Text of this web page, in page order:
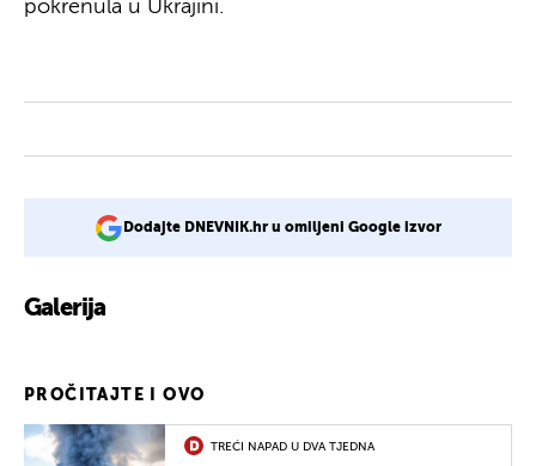
pokrenula u Ukrajini.
Dodajte DNEVNIK.hr u omiljeni Google izvor
Galerija
PROČITAJTE I OVO
TREĆI NAPAD U DVA TJEDNA